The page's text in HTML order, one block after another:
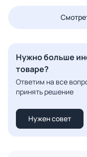
Нужно больше
товаре?
Ответим на все
принять решение
Нужен совет